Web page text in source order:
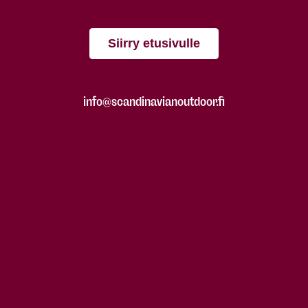
Siirry etusivulle
info@scandinavianoutdoor.fi